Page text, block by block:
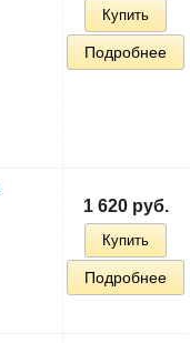
Купить
Подробнее
1 620 руб.
Купить
Подробнее